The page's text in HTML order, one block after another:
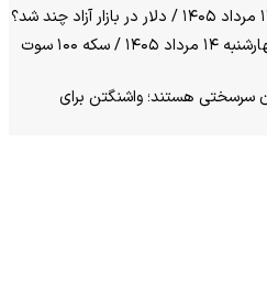
قیمت سکه پارسیان امروز چهارشنبه ۱۴ مرداد ۱۴۰۵ / سکه ۱۰۰ سوت
سرسختی هستند؛ واشنگتن برای